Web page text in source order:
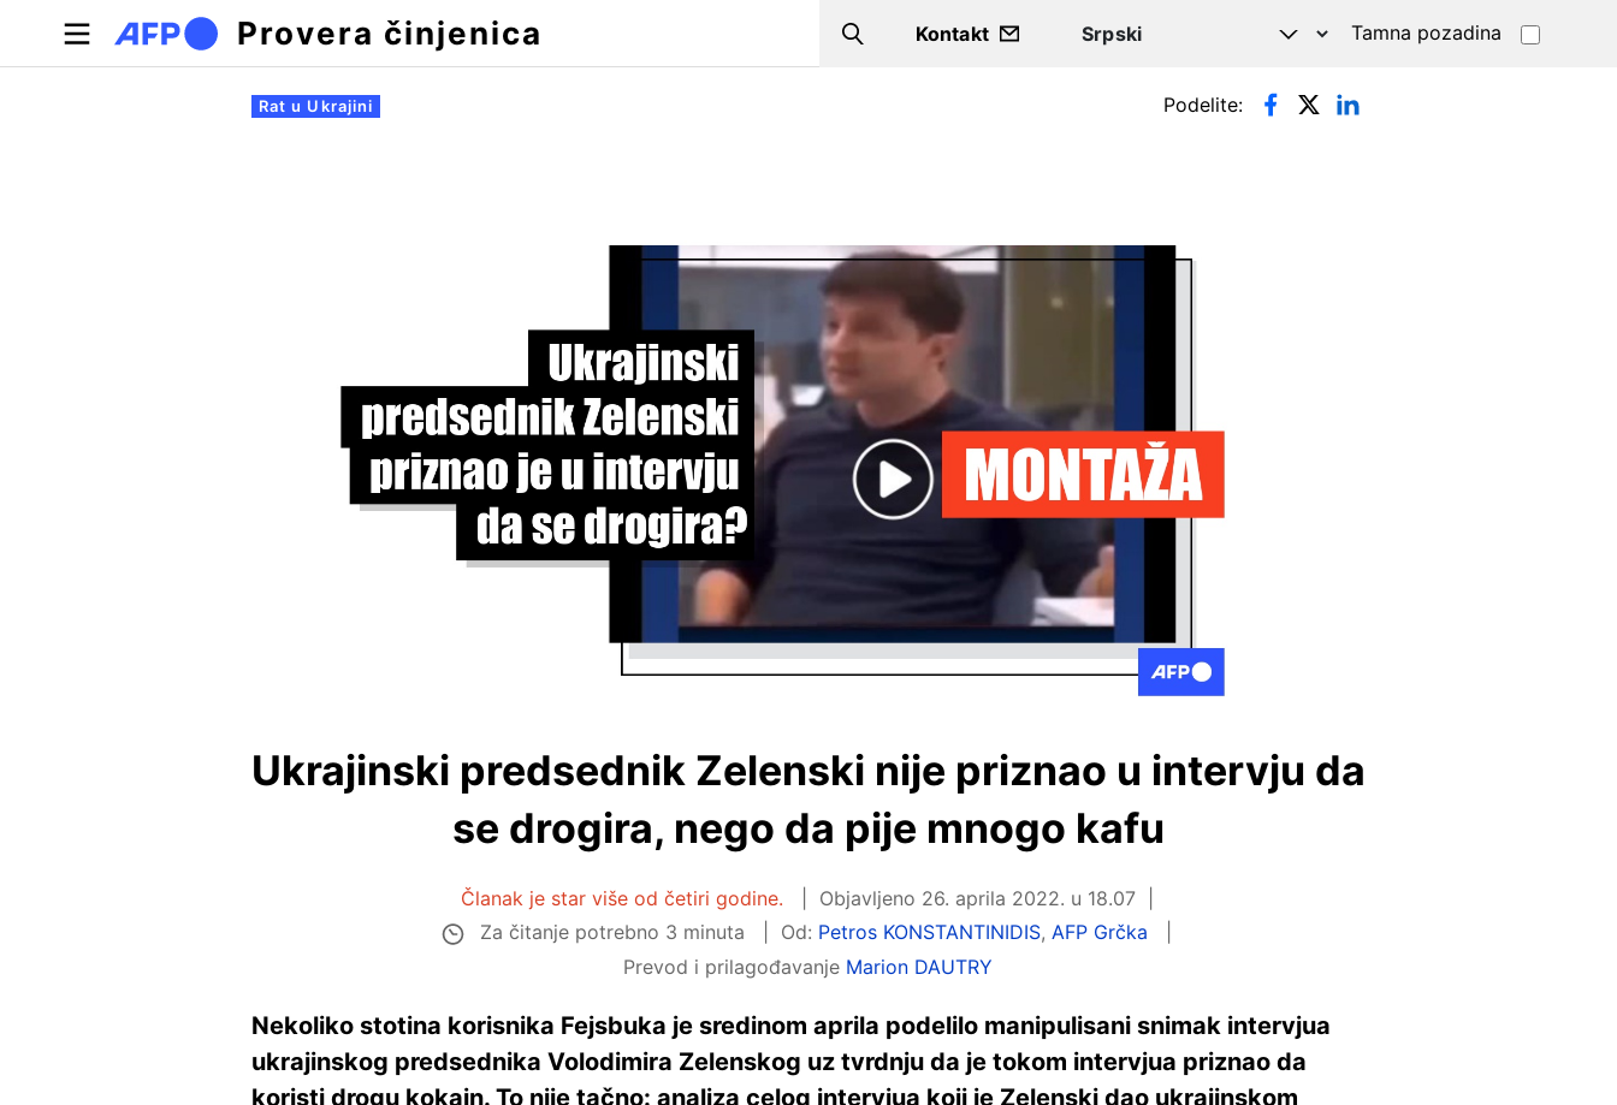
Skip to main content
Provera činjenica Search
Kontakt Tamna pozadina
Примарни табови
Rat u Ukrajini Podelite:
Ukrajinski predsednik Zelenski nije priznao u intervju da
se drogira, nego da pije mnogo kafu
Članak je star više od četiri godine. Objavljeno 26. aprila 2022. u 18.07
Za čitanje potrebno 3 minuta
Od: Petros KONSTANTINIDIS,AFP Grčka
Prevod i prilagođavanje Marion DAUTRY
Nekoliko stotina korisnika Fejsbuka je sredinom aprila podelilo manipulisani snimak intervjua
ukrajinskog predsednika Volodimira Zelenskog uz tvrdnju da je tokom intervjua priznao da
koristi drogu kokain. To nije tačno: analiza celog intervjua koji je Zelenski dao ukrajinskom